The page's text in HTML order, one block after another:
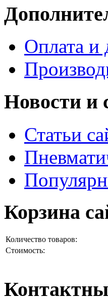
Оплата и
Новости и
Статьи
Корзина
Количество товаров:
Стоимость: